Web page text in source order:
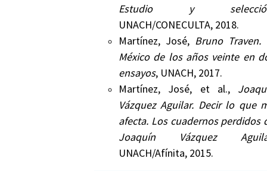
Estudio y
UNACH/CONECULTA, 2018.
Martínez, José, Bruno Traven.
México de los años veinte en
ensayos, UNACH, 2017.
Martínez, José, et al.,
Vázquez Aguilar. Decir lo que
afecta. Los cuadernos perdidos
Joaquín Vázquez
UNACH/Afínita, 2015.